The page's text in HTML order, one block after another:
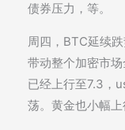
债券压力，等。
周四，BTC延续
带动整个加密市
已经上行至7.3，
荡。黄金也小幅